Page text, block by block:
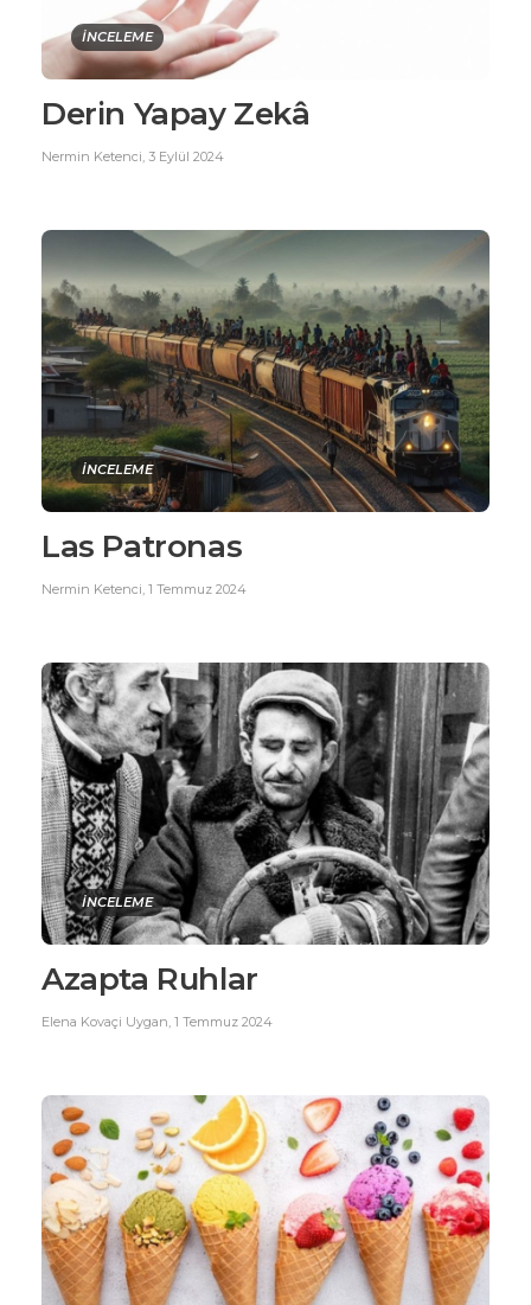
İNCELEME
Derin Yapay Zekâ
Nermin Ketenci 3 Eylül 2024
İNCELEME
Las Patronas
Nermin Ketenci 1 Temmuz 2024
İNCELEME
Azapta Ruhlar
Elena Kovaçi Uygan, 1 Temmuz 2024